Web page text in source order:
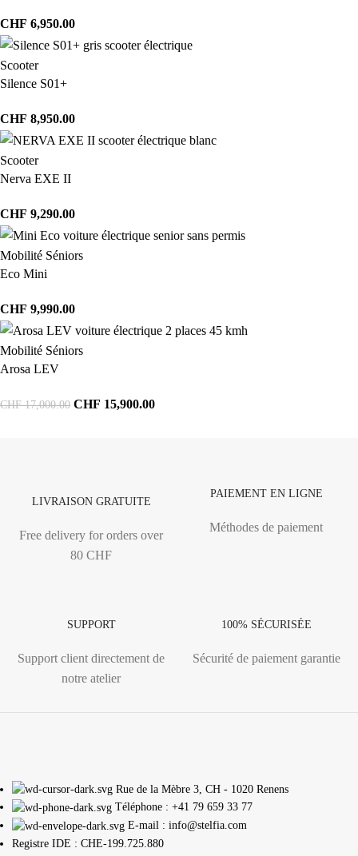
CHF 6,950.00
Scooter
Silence S01+
CHF 8,950.00
Scooter
Nerva EXE II
CHF 9,290.00
Mobilité Séniors
Eco Mini
CHF 9,990.00
Mobilité Séniors
Arosa LEV
CHF17,000.00 CHF 15,900.00
LIVRAISON GRATUITE
Free delivery for orders over
80 CHF
PAIEMENT EN LIGNE
Méthodes de paiement
SUPPORT
Support client directement de
notre atelier
100% SÉCURISÉE
Sécurité de paiement garantie
Rue de la Mèbre 3, CH - 1020 Renens
Téléphone : +41 79 659 33 77
E-mail : info@stelfia.com
Registre IDE : CHE-199.725.880